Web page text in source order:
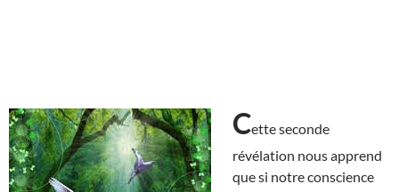
Cette seconde
révélation nous apprend
que si notre conscience